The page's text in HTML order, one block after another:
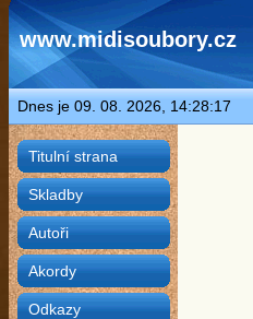
www.midisoubory.cz
Dnes je 09. 08. 2026,
Titulní strana
Skladby
Autoři
Akordy
Odkazy